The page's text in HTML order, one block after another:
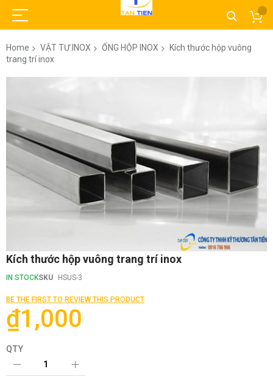
Home VẬT TƯ INOX ỐNG HỘP INOX
Kích thước hộp vuông
trang trí inox
end
of
the
images
gallery
Skip
to
the
of
the
images
gallery
Kích thước hộp vuông trang trí inox
IN STOCKSKU HSUS-3
BE THE FIRST TO REVIEW THIS PRODUCT
₫1,000
QTY